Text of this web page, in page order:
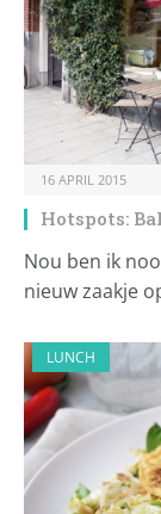
16 APRIL 2015
Hotspots:
Nou ben ik
nieuw zaakje
LUNCH